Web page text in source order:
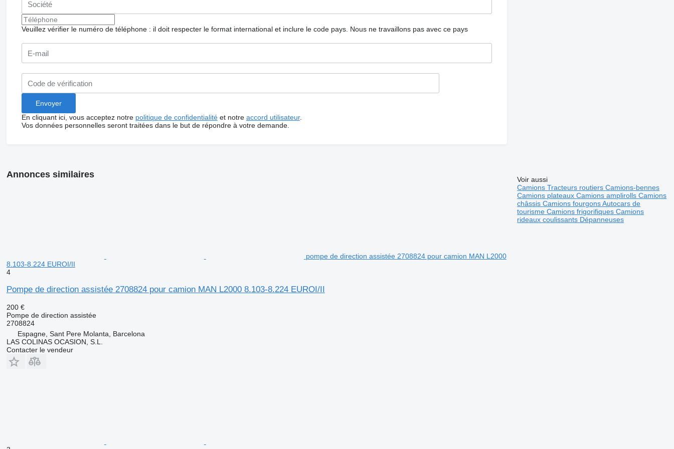
Veuillez vérifier le numéro de téléphone : il doit respecter le format international et inclure le code pays. Nous ne travaillons pas avec ce pays
En cliquant ici, vous acceptez notre politique de confidentialitéet notre accord utilisateur.
Vos données personnelles seront traitées dans le but de répondre à votre demande.
Annonces similaires
pompe de direction assistée 2708824 pour camion MAN L2000
8.103-8.224 EUROI/II
4
Pompe de direction assistée 2708824 pour camion MAN L2000 8.103-8.224 EUROI/II
200 €
Pompe de direction assistée
2708824
Espagne, Sant Pere Molanta, Barcelona
LAS COLINAS OCASION, S.L.
Contacter le vendeur
Voir aussi
CamionsTracteurs routiersCamions-bennes
Camions plateauxCamions amplirollsCamions
châssisCamions fourgonsAutocars de
tourismeCamions frigorifiquesCamions
rideaux coulissants Dépanneuses